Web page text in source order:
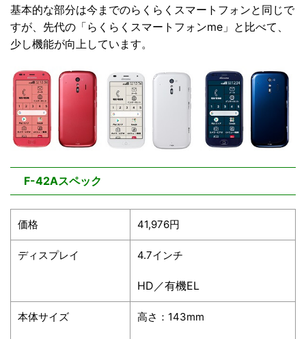
基本的な部分は今までのらくらくスマートフォンと同じで
すが、先代の「らくらくスマートフォンme」と比べて、
少し機能が向上しています。
F-42Aスペック
価格 41,976円
ディスプレイ 4.7インチ
HD／有機EL
本体サイズ 高さ：143mm